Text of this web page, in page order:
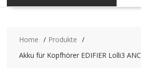
Home
Produkte
Akku für Kopfhörer EDIFIER Lolli3 ANC